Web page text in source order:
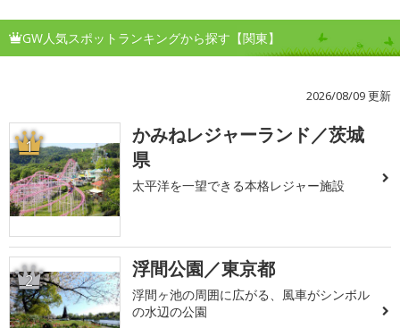
GW人気スポットランキングから探す【関東】
2026/08/09 更新
1
かみねレジャーランド／茨城
県
太平洋を一望できる本格レジャー施設
2 浮間公園／東京都
浮間ヶ池の周囲に広がる、風車がシンボル
の水辺の公園